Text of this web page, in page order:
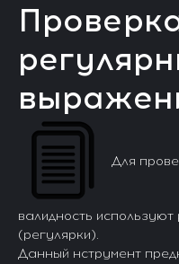
Для
валидность
(регулярки).
Данный нструмент